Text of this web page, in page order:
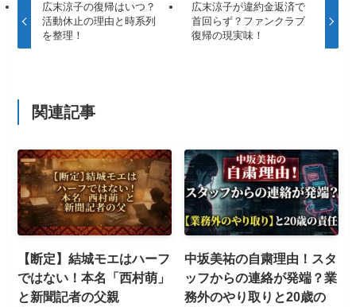
広末涼子の復帰はいつ？
活動休止の理由と時系列
を整理！
広末涼子が違約金返済で
首回らず？ファンクラブ
復帰の現実味！
関連記事
【断定】結城モエはハーフ
ではない！本名「西村萌」
と新聞記者の父親
中坂美祐の自粛理由！スタ
ッフからの連絡が発端？業
務外のやり取りと20歳の